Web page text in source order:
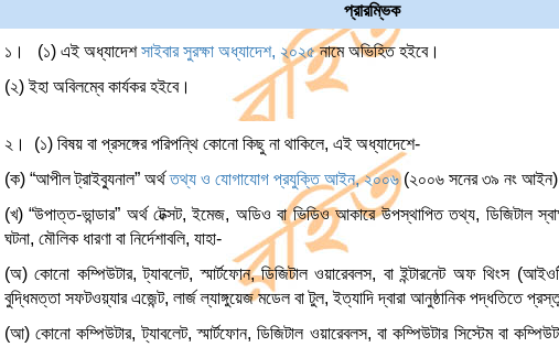
প্রারম্ভিক
১। (১) এই অধ্যাদেশসাইবার সুরক্ষা অধ্যাদেশ, ২০২৫নামে অভিহিত হইবে।
(২) ইহা অবিলম্বে কার্যকর হইবে।
২। (১) বিষয় বা প্রসঙ্গের পরিপন্থি কোনো কিছু না থাকিলে, এই অধ্যাদেশে-
(ক) “আপীল ট্রাইব্যুনাল” অর্থতথ্য ও যোগাযোগ প্রযুক্তি আইন, ২০০৬(২০০৬ সনের ৩৯ নং আইন)
(খ) “উপাত্ত-ভান্ডার” অর্থ টেক্সট, ইমেজ, অডিও বা ভিডিও আকারে উপস্থাপিত তথ্য, ডিজিটাল
ঘটনা, মৌলিক ধারণা বা নির্দেশাবলি, যাহা-
(অ) কোনো কম্পিউটার, ট্যাবলেট, স্মার্টফোন, ডিজিটাল ওয়ারেবলস, বা ইন্টারনেট অফ থিংস
বুদ্ধিমত্তা সফটওয়্যার এজেন্ট, লার্জ ল্যাঙ্গুয়েজ মডেল বা টুল, ইত্যাদি দ্বারা আনুষ্ঠানিক পদ্ধতিতে
(আ) কোনো কম্পিউটার, ট্যাবলেট, স্মার্টফোন, ডিজিটাল ওয়ারেবলস, বা কম্পিউটার সিস্টেম বা